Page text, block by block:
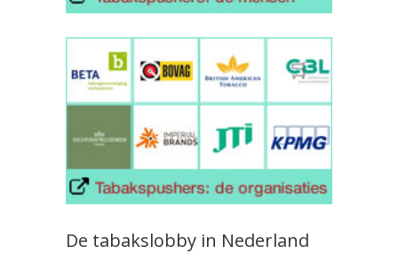
De tabakslobby in Nederland